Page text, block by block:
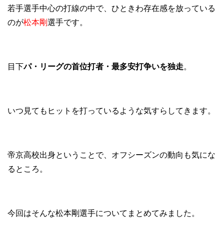
若手選手中心の打線の中で、ひときわ存在感を放っている
のが松本剛選手です。
目下パ・リーグの首位打者・最多安打争いを独走。
いつ見てもヒットを打っているような気すらしてきます。
帝京高校出身ということで、オフシーズンの動向も気にな
るところ。
今回はそんな松本剛選手についてまとめてみました。